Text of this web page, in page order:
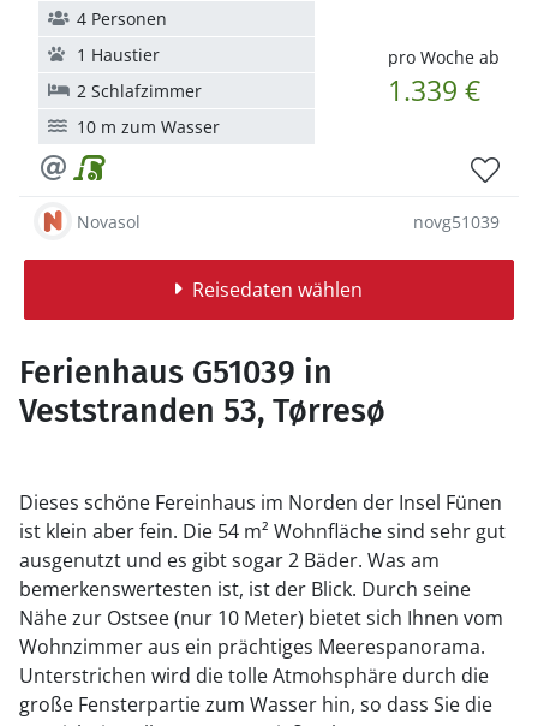
pro Woche ab
1.339 €
4 Personen
1 Haustier
2 Schlafzimmer
10 m zum Wasser
Novasol novg51039
Reisedaten wählen
Ferienhaus G51039 in
Veststranden 53, Tørresø
Dieses schöne Fereinhaus im Norden der Insel Fünen
ist klein aber fein. Die 54 m² Wohnfläche sind sehr gut
ausgenutzt und es gibt sogar 2 Bäder. Was am
bemerkenswertesten ist, ist der Blick. Durch seine
Nähe zur Ostsee (nur 10 Meter) bietet sich Ihnen vom
Wohnzimmer aus ein prächtiges Meerespanorama.
Unterstrichen wird die tolle Atmohsphäre durch die
große Fensterpartie zum Wasser hin, so dass Sie die